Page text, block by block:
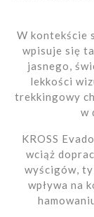
W kontekście
wpisuje się
jasnego,
lekkości
trekkingowy
w
KROSS
wciąż
wyścigów,
wpływa na